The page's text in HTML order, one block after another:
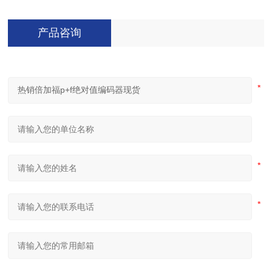
产品咨询